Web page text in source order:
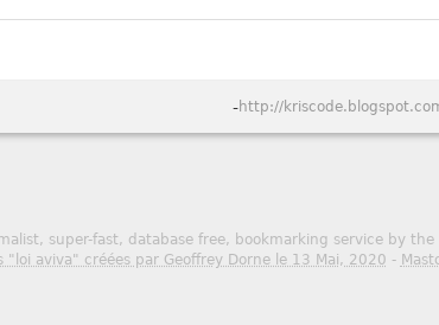
-
super-fast, database free, bookmarking service by
"loi aviva" créées par Geoffrey Dorne le 13 Mai, 2020 -